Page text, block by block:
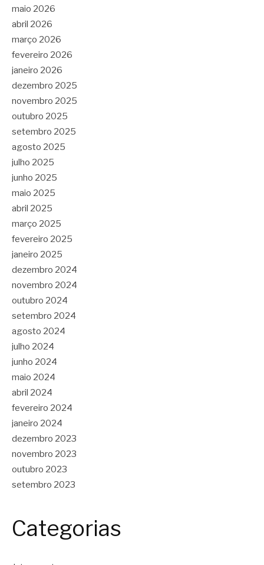
maio 2026
abril 2026
março 2026
fevereiro 2026
janeiro 2026
dezembro 2025
novembro 2025
outubro 2025
setembro 2025
agosto 2025
julho 2025
junho 2025
maio 2025
abril 2025
março 2025
fevereiro 2025
janeiro 2025
dezembro 2024
novembro 2024
outubro 2024
setembro 2024
agosto 2024
julho 2024
junho 2024
maio 2024
abril 2024
fevereiro 2024
janeiro 2024
dezembro 2023
novembro 2023
outubro 2023
setembro 2023
Categorias